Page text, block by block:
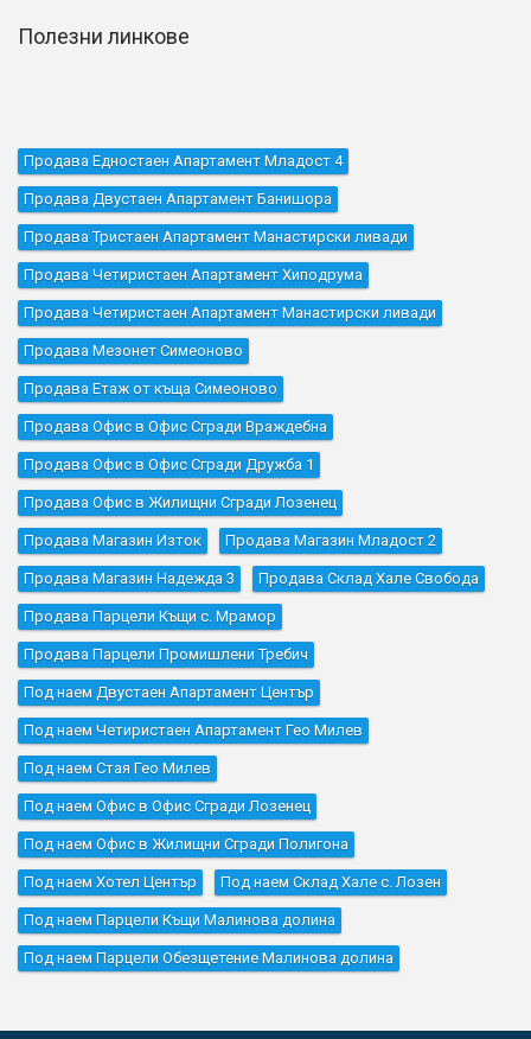
Полезни линкове
Продава Едностаен Апартамент Младост 4
Продава Двустаен Апартамент Банишора
Продава Тристаен Апартамент Манастирски ливади
Продава Четиристаен Апартамент Хиподрума
Продава Четиристаен Апартамент Манастирски ливади
Продава Мезонет Симеоново
Продава Етаж от къща Симеоново
Продава Офис в Офис Сгради Враждебна
Продава Офис в Офис Сгради Дружба 1
Продава Офис в Жилищни Сгради Лозенец
Продава Магазин Изток Продава Магазин Младост 2
Продава Магазин Надежда 3 Продава Склад Хале Свобода
Продава Парцели Къщи с. Мрамор
Продава Парцели Промишлени Требич
Под наем Двустаен Апартамент Център
Под наем Четиристаен Апартамент Гео Милев
Под наем Стая Гео Милев
Под наем Офис в Офис Сгради Лозенец
Под наем Офис в Жилищни Сгради Полигона
Под наем Хотел Център Под наем Склад Хале с. Лозен
Под наем Парцели Къщи Малинова долина
Под наем Парцели Обезщетение Малинова долина